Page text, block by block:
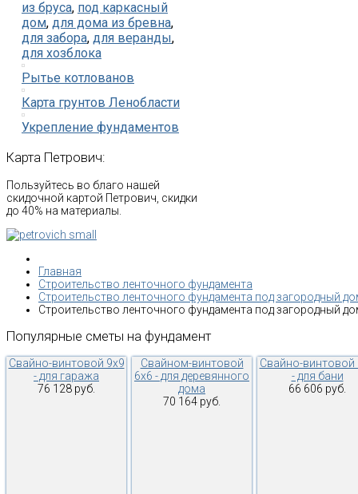
из бруса, под каркасный
дом, для дома из бревна,
для забора, для веранды,
для хозблока
Рытье котлованов
Карта грунтов Ленобласти
Укрепление фундаментов
Карта Петрович:
Пользуйтесь во благо нашей
скидочной картой Петрович, скидки
до 40% на материалы.
Главная
Строительство ленточного фундамента
Строительство ленточного фундамента под загородный
Строительство ленточного фундамента под загородный
Популярные сметы на фундамент
Свайно-винтовой 9х9
- для гаража
76 128 руб.
Свайном-винтовой
6х6 - для деревянного
дома
70 164 руб.
Свайно-винтовой
- для бани
66 606 руб.